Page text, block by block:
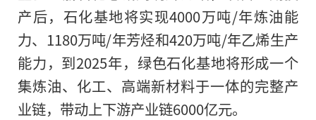
产后，石化基地将实现4000万吨/年炼油能
力、1180万吨/年芳烃和420万吨/年乙烯生产
能力，到2025年，绿色石化基地将形成一个
集炼油、化工、高端新材料于一体的完整产
业链，带动上下游产业链6000亿元。